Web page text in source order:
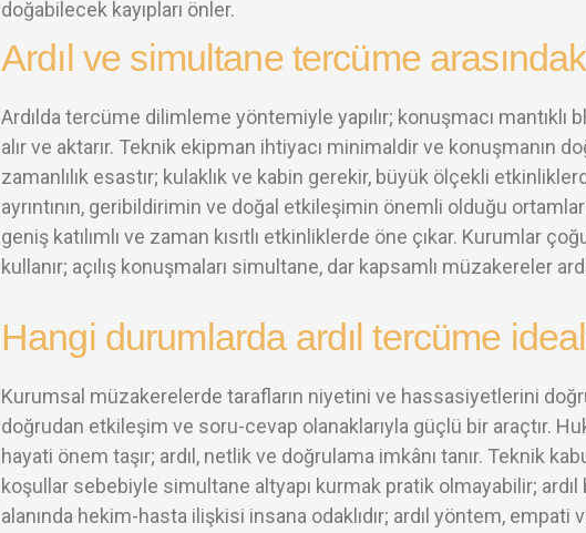
doğabilecek kayıpları önler.
Ardıl ve simultane tercüme
Ardılda tercüme dilimleme yöntemiyle yapılır; konuşmacı
alır ve aktarır. Teknik ekipman ihtiyacı minimaldir ve konuşmanın
zamanlılık esastır; kulaklık ve kabin gerekir, büyük ölçekli
ayrıntının, geribildirimin ve doğal etkileşimin önemli olduğu
geniş katılımlı ve zaman kısıtlı etkinliklerde öne çıkar. Kurumlar
kullanır; açılış konuşmaları simultane, dar kapsamlı müzakereler
Hangi durumlarda ardıl tercüme
Kurumsal müzakerelerde tarafların niyetini ve hassasiyetlerini
doğrudan etkileşim ve soru-cevap olanaklarıyla güçlü bir araçtır.
hayati önem taşır; ardıl, netlik ve doğrulama imkânı tanır. Teknik
koşullar sebebiyle simultane altyapı kurmak pratik olmayabilir; ardıl
alanında hekim-hasta ilişkisi insana odaklıdır; ardıl yöntem,